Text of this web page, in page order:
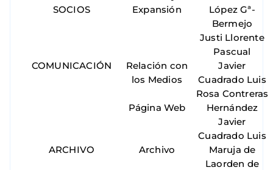
SOCIOS
Expansión
López Gª-
Bermejo
Justi Llorente
Pascual
COMUNICACIÓN
Relación con
los Medios
Página Web
Javier
Cuadrado Luis
Rosa Contreras
Hernández
Javier
Cuadrado Luis
ARCHIVO
Archivo
Maruja de
Laorden de